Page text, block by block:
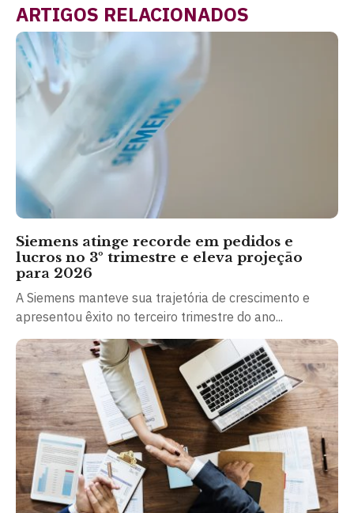
ARTIGOS RELACIONADOS
Siemens atinge recorde em pedidos e
lucros no 3º trimestre e eleva projeção
para 2026
A Siemens manteve sua trajetória de crescimento e
apresentou êxito no terceiro trimestre do ano...